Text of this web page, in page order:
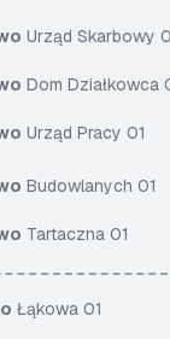
Urząd Skarbowy
Dom Działkowca
Urząd Pracy 01
Budowlanych 01
Tartaczna 01
Łąkowa 01